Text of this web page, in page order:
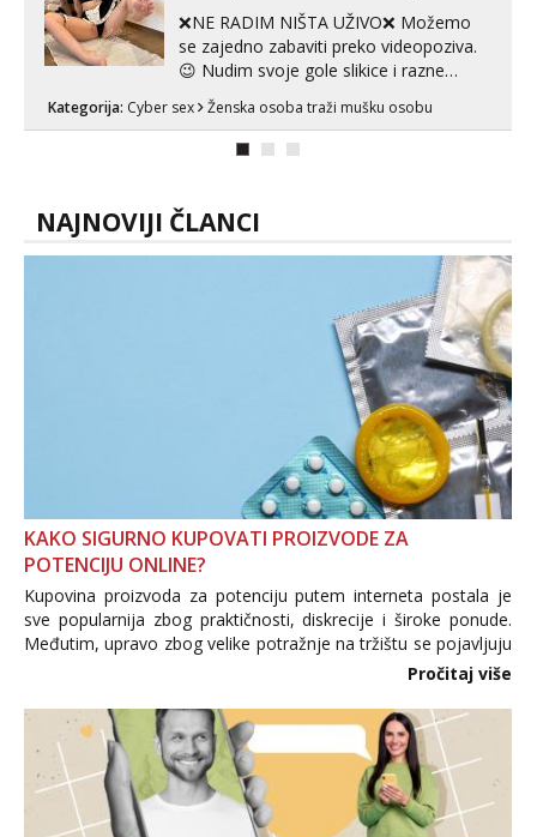
❌NE RADIM NIŠTA UŽIVO❌ Možemo
se zajedno zabaviti preko videopoziva.
😉 Nudim svoje gole slikice i razne
videouradke. 🤩 Za online zabavu pošalji
poruku na Whatsapp, Telegram ili Viber.
Kategorija: Cyber sex Ženska osoba traži mušku osobu
NAJNOVIJI ČLANCI
KAKO SIGURNO KUPOVATI PROIZVODE ZA
POTENCIJU ONLINE?
Kupovina proizvoda za potenciju putem interneta postala je
sve popularnija zbog praktičnosti, diskrecije i široke ponude.
Međutim, upravo zbog velike potražnje na tržištu se pojavljuju
i brojni krivotvoreni proizvodi, nepouzdane internetske
Pročitaj više